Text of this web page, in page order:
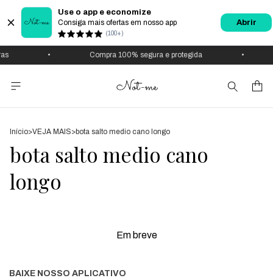
Use o app e economize
Consiga mais ofertas em nosso app
(100+)
Abrir
Compra 100% segura e protegida
Início>VEJA MAIS>bota salto medio cano longo
bota salto medio cano
longo
Em breve
BAIXE NOSSO APLICATIVO